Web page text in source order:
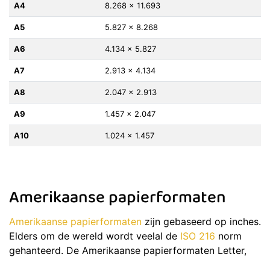
A4 8.268 x 11.693
A5 5.827 x 8.268
A6 4.134 x 5.827
A7 2.913 x 4.134
A8 2.047 x 2.913
A9 1.457 x 2.047
A10 1.024 x 1.457
Amerikaanse papierformaten
Amerikaanse papierformaten zijn gebaseerd op inches.
Elders om de wereld wordt veelal de ISO 216 norm
gehanteerd. De Amerikaanse papierformaten Letter,